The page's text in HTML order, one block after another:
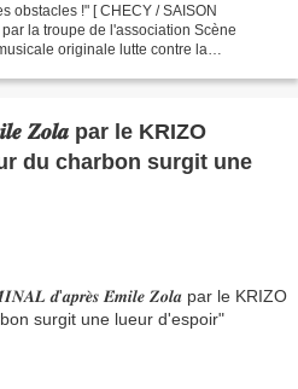
obstacles !" [ CHECY / SAISON
la troupe de l'association Scène
originale lutte contre la
𝒁𝒐𝒍𝒂 par le KRIZO
du charbon surgit une